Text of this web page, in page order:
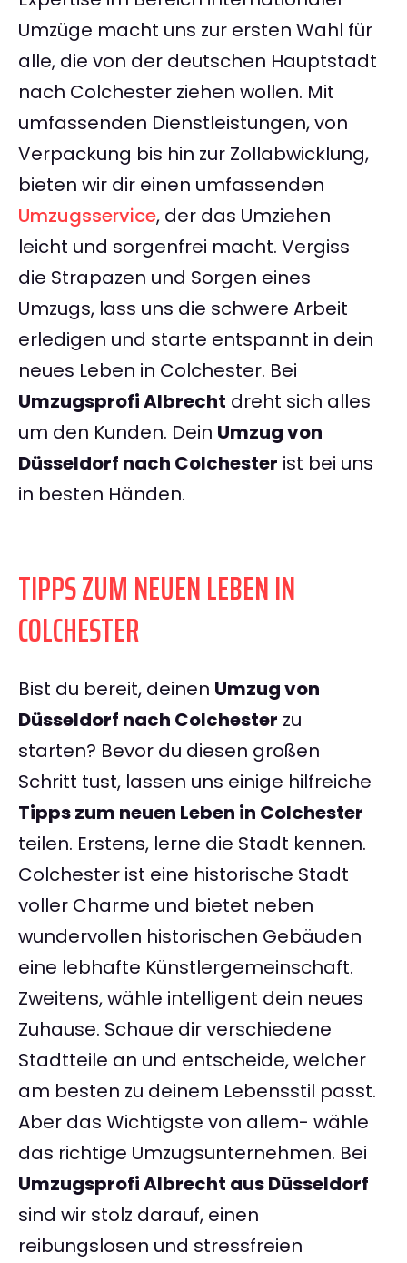
Umzüge macht uns zur ersten Wahl für
alle, die von der deutschen Hauptstadt
nach Colchester ziehen wollen. Mit
umfassenden Dienstleistungen, von
Verpackung bis hin zur Zollabwicklung,
bieten wir dir einen umfassenden
Umzugsservice, der das Umziehen
leicht und sorgenfrei macht. Vergiss
die Strapazen und Sorgen eines
Umzugs, lass uns die schwere Arbeit
erledigen und starte entspannt in dein
neues Leben in Colchester. Bei
Umzugsprofi Albrecht dreht sich alles
um den Kunden. Dein Umzug von
Düsseldorf nach Colchester ist bei uns
in besten Händen.
TIPPS ZUM NEUEN LEBEN IN
COLCHESTER
Bist du bereit, deinen Umzug von
Düsseldorf nach Colchester zu
starten? Bevor du diesen großen
Schritt tust, lassen uns einige hilfreiche
Tipps zum neuen Leben in Colchester
teilen. Erstens, lerne die Stadt kennen.
Colchester ist eine historische Stadt
voller Charme und bietet neben
wundervollen historischen Gebäuden
eine lebhafte Künstlergemeinschaft.
Zweitens, wähle intelligent dein neues
Zuhause. Schaue dir verschiedene
Stadtteile an und entscheide, welcher
am besten zu deinem Lebensstil passt.
Aber das Wichtigste von allem- wähle
das richtige Umzugsunternehmen. Bei
Umzugsprofi Albrecht aus Düsseldorf
sind wir stolz darauf, einen
reibungslosen und stressfreien